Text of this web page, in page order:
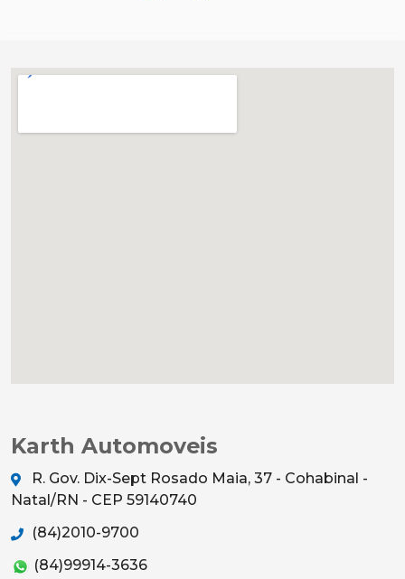
Karth Automoveis
R. Gov. Dix-Sept Rosado Maia, 37 - Cohabinal -
Natal/RN - CEP 59140740
(84)2010-9700
(84)99914-3636